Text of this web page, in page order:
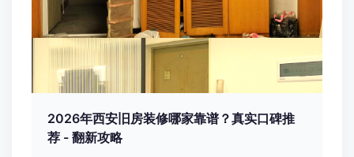
2026年西安旧房装修哪家靠谱？真实口碑推
荐 - 翻新攻略